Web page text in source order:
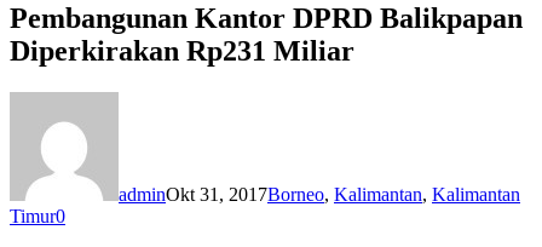
Pembangunan Kantor DPRD Balikpapan
Diperkirakan Rp231 Miliar
adminOkt 31, 2017Borneo, Kalimantan, Kalimantan
Timur0